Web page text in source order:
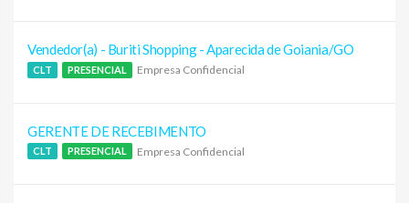
Vendedor(a) - Buriti Shopping - Aparecida de Goiania/GO
CLT PRESENCIAL Empresa Confidencial
GERENTE DE RECEBIMENTO
CLT PRESENCIAL Empresa Confidencial